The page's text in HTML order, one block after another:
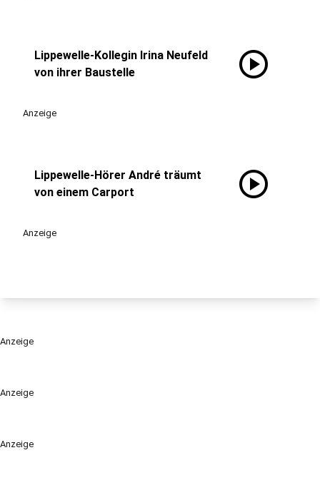
Anzeige
Anzeige
Lippewelle-Kollegin Irina Neufeld
von ihrer Baustelle
play_circle
Anzeige
Lippewelle-Hörer André träumt
von einem Carport
play_circle
Anzeige
Anzeige